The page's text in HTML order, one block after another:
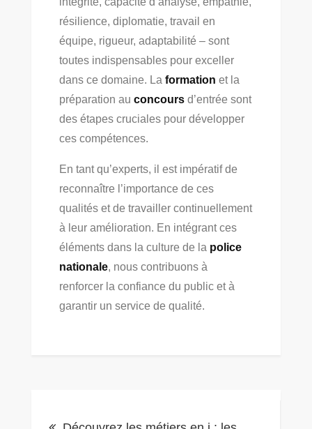
résilience, diplomatie, travail en
équipe, rigueur, adaptabilité – sont
toutes indispensables pour exceller
dans ce domaine. La formation et la
préparation au concoursd’entrée sont
des étapes cruciales pour développer
ces compétences.
En tant qu’experts, il est impératif de
reconnaître l’importance de ces
qualités et de travailler continuellement
à leur amélioration. En intégrant ces
éléments dans la culture de la police
nationale, nous contribuons à
renforcer la confiance du public et à
garantir un service de qualité.
Navigation